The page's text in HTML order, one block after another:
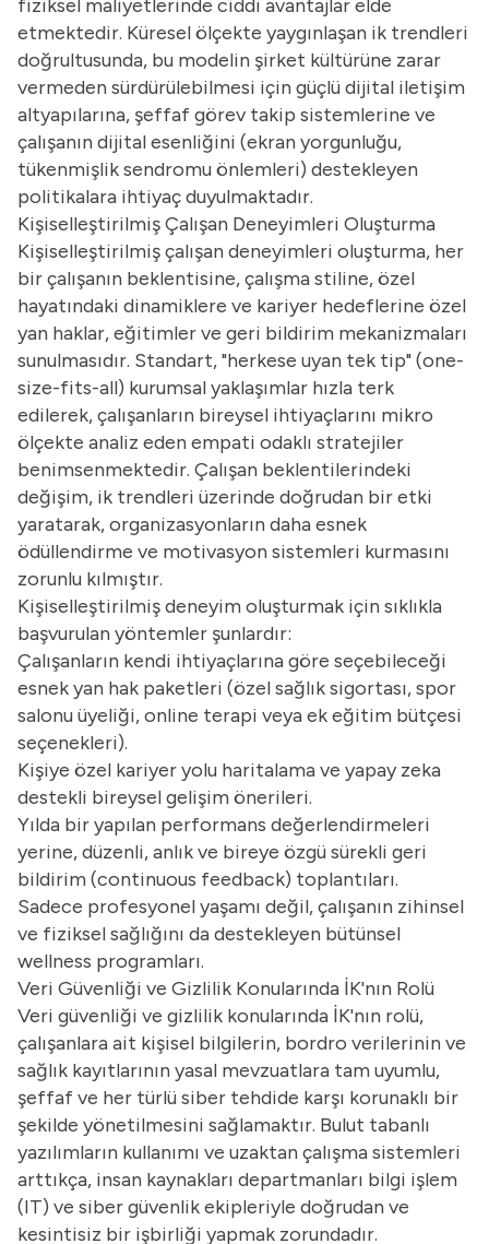
fiziksel maliyetlerinde ciddi avantajlar elde
etmektedir. Küresel ölçekte yaygınlaşan ik trendleri
doğrultusunda, bu modelin şirket kültürüne zarar
vermeden sürdürülebilmesi için güçlü dijital iletişim
altyapılarına, şeffaf görev takip sistemlerine ve
çalışanın dijital esenliğini (ekran yorgunluğu,
tükenmişlik sendromu önlemleri) destekleyen
politikalara ihtiyaç duyulmaktadır.
Kişiselleştirilmiş Çalışan Deneyimleri Oluşturma
Kişiselleştirilmiş çalışan deneyimleri oluşturma, her
bir çalışanın beklentisine, çalışma stiline, özel
hayatındaki dinamiklere ve kariyer hedeflerine özel
yan haklar, eğitimler ve geri bildirim mekanizmaları
sunulmasıdır. Standart, "herkese uyan tek tip" (one-
size-fits-all) kurumsal yaklaşımlar hızla terk
edilerek, çalışanların bireysel ihtiyaçlarını mikro
ölçekte analiz eden empati odaklı stratejiler
benimsenmektedir. Çalışan beklentilerindeki
değişim, ik trendleri üzerinde doğrudan bir etki
yaratarak, organizasyonların daha esnek
ödüllendirme ve motivasyon sistemleri kurmasını
zorunlu kılmıştır.
Kişiselleştirilmiş deneyim oluşturmak için sıklıkla
başvurulan yöntemler şunlardır:
Çalışanların kendi ihtiyaçlarına göre seçebileceği
esnek yan hak paketleri (özel sağlık sigortası, spor
salonu üyeliği, online terapi veya ek eğitim bütçesi
seçenekleri).
Kişiye özel kariyer yolu haritalama ve yapay zeka
destekli bireysel gelişim önerileri.
Yılda bir yapılan performans değerlendirmeleri
yerine, düzenli, anlık ve bireye özgü sürekli geri
bildirim (continuous feedback) toplantıları.
Sadece profesyonel yaşamı değil, çalışanın zihinsel
ve fiziksel sağlığını da destekleyen bütünsel
wellness programları.
Veri Güvenliği ve Gizlilik Konularında İK'nın Rolü
Veri güvenliği ve gizlilik konularında İK'nın rolü,
çalışanlara ait kişisel bilgilerin, bordro verilerinin ve
sağlık kayıtlarının yasal mevzuatlara tam uyumlu,
şeffaf ve her türlü siber tehdide karşı korunaklı bir
şekilde yönetilmesini sağlamaktır. Bulut tabanlı
yazılımların kullanımı ve uzaktan çalışma sistemleri
arttıkça, insan kaynakları departmanları bilgi işlem
(IT) ve siber güvenlik ekipleriyle doğrudan ve
kesintisiz bir işbirliği yapmak zorundadır.